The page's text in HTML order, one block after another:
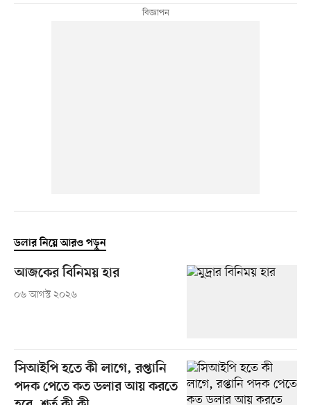
ডলার নিয়ে আরও পড়ুন
আজকের বিনিময় হার
০৬ আগস্ট ২০২৬
সিআইপি হতে কী লাগে, রপ্তানি
পদক পেতে কত ডলার আয় করতে